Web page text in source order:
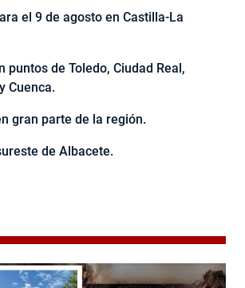
el 9 de agosto en Castilla-La
puntos de Toledo, Ciudad Real,
Cuenca.
gran parte de la región.
de Albacete.